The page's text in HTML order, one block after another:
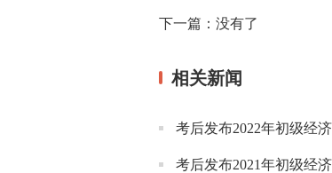
下一篇： 没有了
相关新闻
考后发布2022年初级经
考后发布2021年初级经